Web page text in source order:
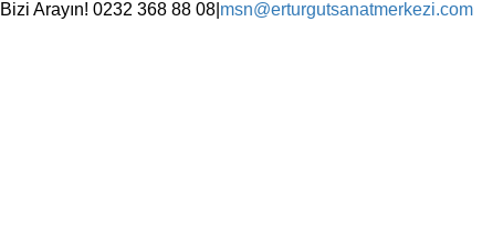
Skip
Bizi Arayın! 0232 368 88 08 msn@erturgutsanatmerkezi.com